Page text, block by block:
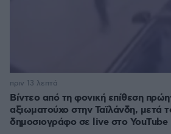
Βίντεο από τη φονική επίθεση
αξιωματούχο στην Ταϊλάνδη, μετά
δημοσιογράφο σε live στο YouTube
πριν 13 λεπτά